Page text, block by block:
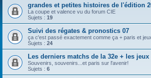
grandes et petites histoires de l'édition
La coupe et valence vu du forum CIE
Sujets : 19
Suivi des régates & pronostics 07
ça c'est passé exactement comme ça + paris et
Sujets : 24
Les derniers matchs de la 32e + les jeux
Souvenirs, souvenirs...et paris sur l'avenir!
Sujets : 6